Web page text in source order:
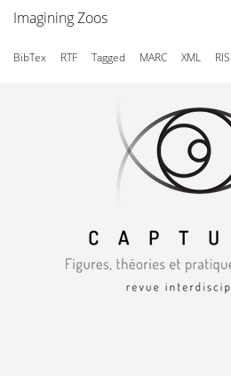
Imagining Zoos
BibTex RTF Tagged MARC XML RIS